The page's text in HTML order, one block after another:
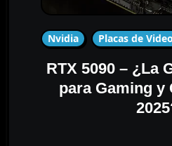
Nvidia Placas de Video
RTX 5090 – ¿La
para Gaming y